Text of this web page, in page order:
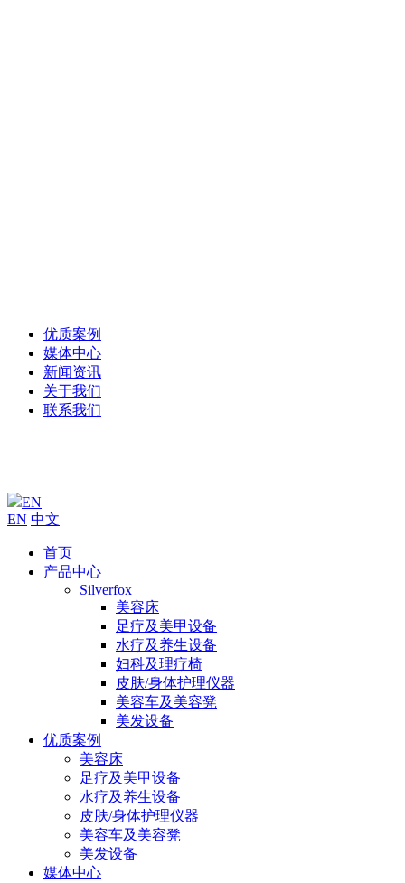
优质案例
媒体中心
新闻资讯
关于我们
联系我们
EN
EN 中文
首页
产品中心
Silverfox
美容床
足疗及美甲设备
水疗及养生设备
妇科及理疗椅
皮肤/身体护理仪器
美容车及美容凳
美发设备
优质案例
美容床
足疗及美甲设备
水疗及养生设备
皮肤/身体护理仪器
美容车及美容凳
美发设备
媒体中心